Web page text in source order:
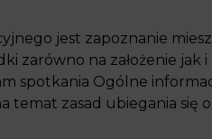
jest zapoznanie
zarówno na założenie jak
spotkania Ogólne
zasad ubiegania się o